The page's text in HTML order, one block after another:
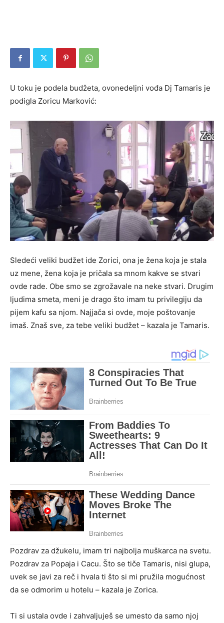
U toku je podela budžeta, ovonedeljni vođa Dj Tamaris je
podigla Zoricu Marković:
Sledeći veliki budžet ide Zorici, ona je žena koja je stala
uz mene, žena koja je pričala sa mnom kakve se stvari
ovde rade. Obe smo se zgrožavale na neke stvari. Drugim
ljudima smeta, meni je drago što imam tu privilegiju da
pijem kafu sa njom. Najjača si ovde, moje poštovanje
imaš. Znaš sve, za tebe veliki budžet – kazala je Tamaris.
Pozdrav za džukelu, imam tri najbolja muškarca na svetu.
Pozdrav za Popaja i Cacu. Što se tiče Tamaris, nisi glupa,
uvek se javi za reč i hvala ti što si mi pružila mogućnost
da se odmorim u hotelu – kazala je Zorica.
Ti si ustala ovde i zahvaljuješ se umesto da samo njoj